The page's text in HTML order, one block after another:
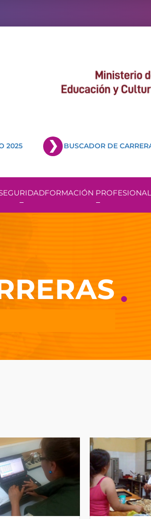
2025 BUSCADOR DE
FORMACIÓN PROFESIONAL